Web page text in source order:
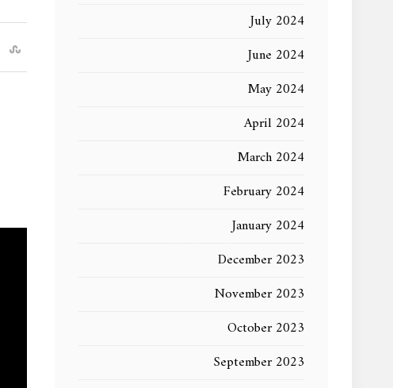
July 2024
June 2024
May 2024
April 2024
March 2024
February 2024
January 2024
December 2023
November 2023
October 2023
September 2023